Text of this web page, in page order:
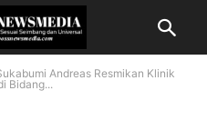
Andreas Resmikan Klinik
Bidang...